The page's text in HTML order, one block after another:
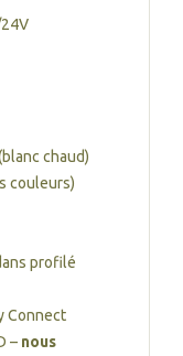
chaud)
couleurs)
profilé
Connect
– nous